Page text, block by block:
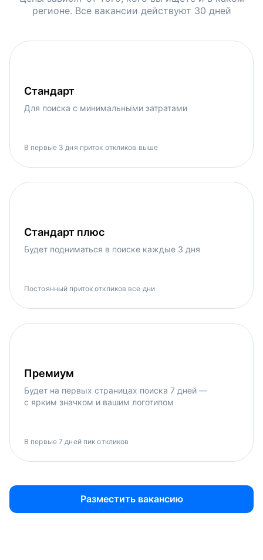
регионе. Все вакансии действуют 30 дней
Стандарт
Для поиска с минимальными затратами
В первые 3 дня приток откликов выше
Стандарт плюс
Будет подниматься в поиске каждые 3 дня
Постоянный приток откликов все дни
Премиум
Будет на первых страницах поиска 7 дней —
с ярким значком и вашим логотипом
В первые 7 дней пик откликов
Разместить вакансию